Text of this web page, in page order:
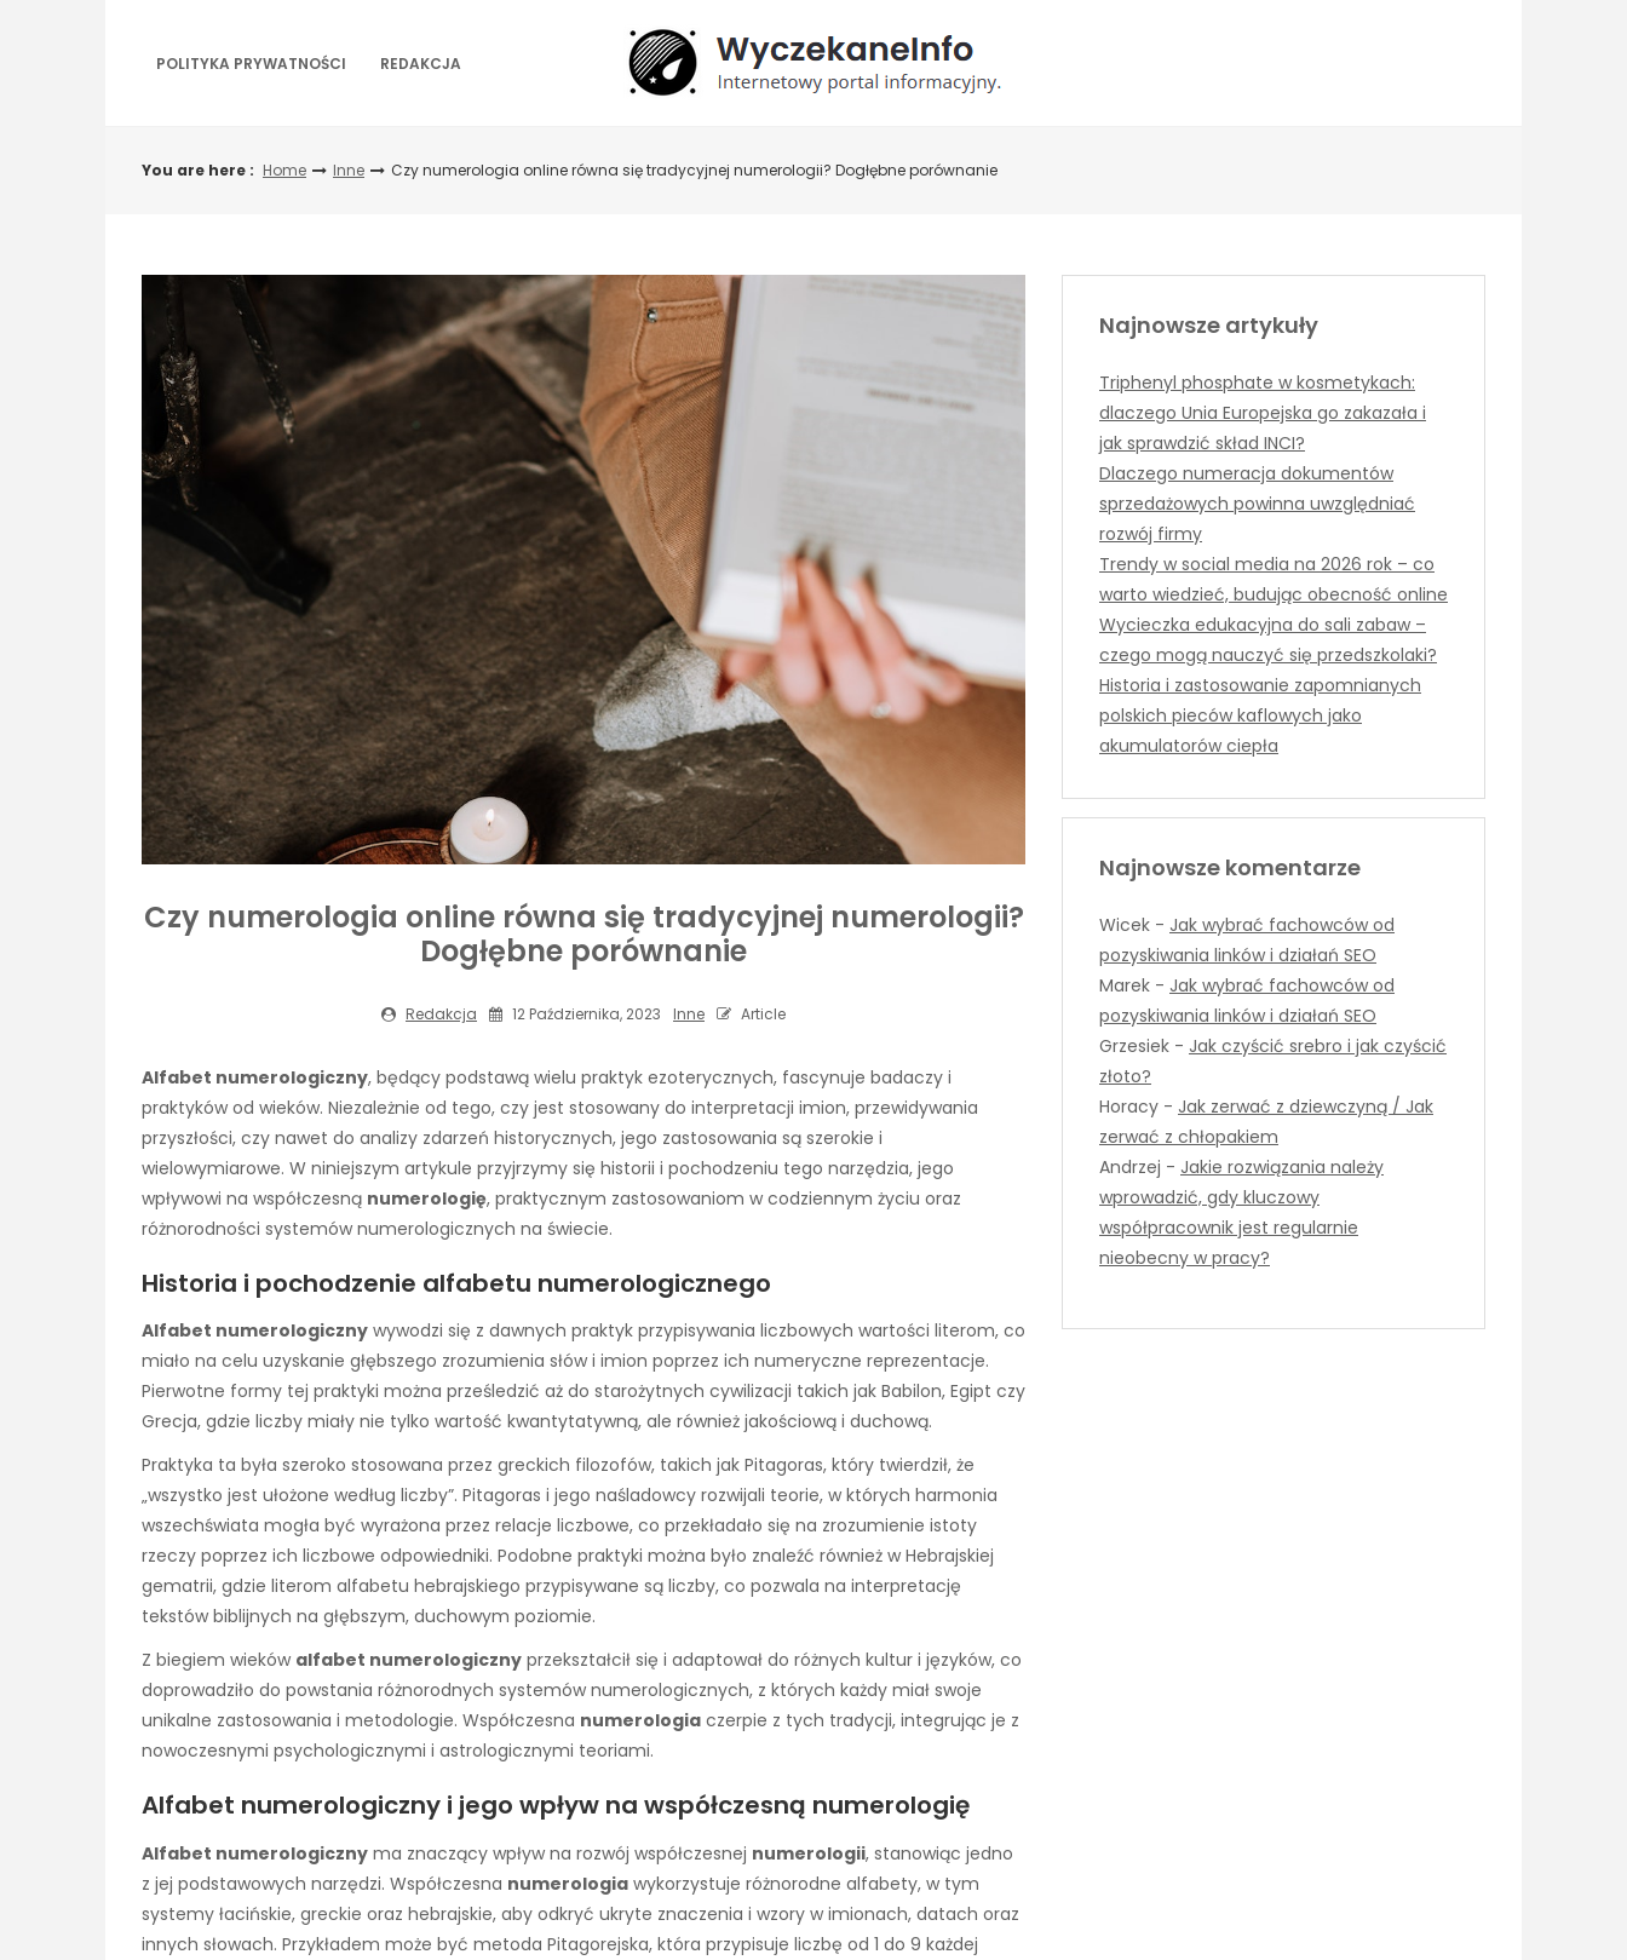
POLITYKA PRYWATNOŚCI REDAKCJA
You are here : Home Inne Czy numerologia online równa się tradycyjnej numerologii? Dogłębne porównanie
Czy numerologia online równa się tradycyjnej numerologii?
Dogłębne porównanie
Redakcja 12 Października, 2023 Inne Article
Alfabet numerologiczny, będący podstawą wielu praktyk ezoterycznych, fascynuje badaczy i
praktyków od wieków. Niezależnie od tego, czy jest stosowany do interpretacji imion, przewidywania
przyszłości, czy nawet do analizy zdarzeń historycznych, jego zastosowania są szerokie i
wielowymiarowe. W niniejszym artykule przyjrzymy się historii i pochodzeniu tego narzędzia, jego
wpływowi na współczesną numerologię, praktycznym zastosowaniom w codziennym życiu oraz
różnorodności systemów numerologicznych na świecie.
Historia i pochodzenie alfabetu numerologicznego
Alfabet numerologiczny wywodzi się z dawnych praktyk przypisywania liczbowych wartości literom, co
miało na celu uzyskanie głębszego zrozumienia słów i imion poprzez ich numeryczne reprezentacje.
Pierwotne formy tej praktyki można prześledzić aż do starożytnych cywilizacji takich jak Babilon, Egipt czy
Grecja, gdzie liczby miały nie tylko wartość kwantytatywną, ale również jakościową i duchową.
Praktyka ta była szeroko stosowana przez greckich filozofów, takich jak Pitagoras, który twierdził, że
„wszystko jest ułożone według liczby”. Pitagoras i jego naśladowcy rozwijali teorie, w których harmonia
wszechświata mogła być wyrażona przez relacje liczbowe, co przekładało się na zrozumienie istoty
rzeczy poprzez ich liczbowe odpowiedniki. Podobne praktyki można było znaleźć również w Hebrajskiej
gematrii, gdzie literom alfabetu hebrajskiego przypisywane są liczby, co pozwala na interpretację
tekstów biblijnych na głębszym, duchowym poziomie.
Z biegiem wieków alfabet numerologiczny przekształcił się i adaptował do różnych kultur i języków, co
doprowadziło do powstania różnorodnych systemów numerologicznych, z których każdy miał swoje
unikalne zastosowania i metodologie. Współczesna numerologia czerpie z tych tradycji, integrując je z
nowoczesnymi psychologicznymi i astrologicznymi teoriami.
Alfabet numerologiczny i jego wpływ na współczesną numerologię
Alfabet numerologiczny ma znaczący wpływ na rozwój współczesnej numerologii, stanowiąc jedno
z jej podstawowych narzędzi. Współczesna numerologia wykorzystuje różnorodne alfabety, w tym
systemy łacińskie, greckie oraz hebrajskie, aby odkryć ukryte znaczenia i wzory w imionach, datach oraz
innych słowach. Przykładem może być metoda Pitagorejska, która przypisuje liczbę od 1 do 9 każdej
Najnowsze artykuły
Triphenyl phosphate w kosmetykach:
dlaczego Unia Europejska go zakazała i
jak sprawdzić skład INCI?
Dlaczego numeracja dokumentów
sprzedażowych powinna uwzględniać
rozwój firmy
Trendy w social media na 2026 rok – co
warto wiedzieć, budując obecność online
Wycieczka edukacyjna do sali zabaw –
czego mogą nauczyć się przedszkolaki?
Historia i zastosowanie zapomnianych
polskich pieców kaflowych jako
akumulatorów ciepła
Najnowsze komentarze
Wicek - Jak wybrać fachowców od
pozyskiwania linków i działań SEO
Marek - Jak wybrać fachowców od
pozyskiwania linków i działań SEO
Grzesiek - Jak czyścić srebro i jak czyścić
złoto?
Horacy - Jak zerwać z dziewczyną / Jak
zerwać z chłopakiem
Andrzej - Jakie rozwiązania należy
wprowadzić, gdy kluczowy
współpracownik jest regularnie
nieobecny w pracy?